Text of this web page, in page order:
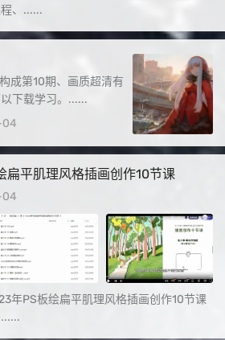
、......
成第10期、画质超清有
下载学习。......
扁平肌理风格插画创作10节课
年PS板绘扁平肌理风格插画创作10节课